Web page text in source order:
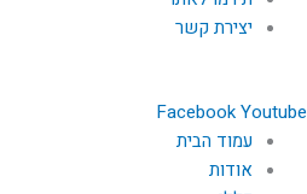
יצירת קשר
FacebookYoutube
עמוד הבית
אודות